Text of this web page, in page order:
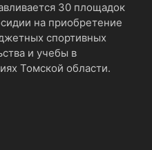
30 площадок
на приобретение
спортивных
и учебы в
Томской области.